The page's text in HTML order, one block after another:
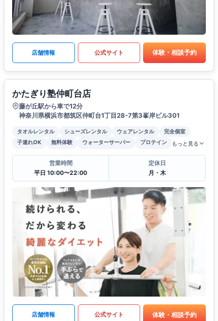
店舗情報 公式サイト 体験・相談予約
かたぎり塾仲町台店
藤が丘駅から車で12分
神奈川県横浜市都筑区仲町台1丁目28-7第3峯岸ビル301
タオルレンタル シューズレンタル ウェアレンタル
完全個室
子連れOK
無料体験 ウォーターサーバー プロテイン もっと見る
営業時間
平日 10:00〜22:00
定休日
月・木
店舗情報 公式サイト 体験・相談予約